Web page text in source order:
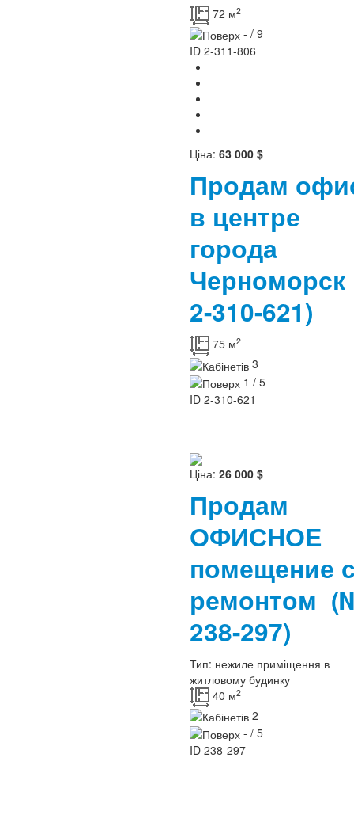
72 м2
- / 9
ID 2-311-806
Ціна: 63 000 $
Продам
в центре
города
2-310-621)
75 м2
3
1 / 5
ID 2-310-621
Ціна: 26 000 $
Продам
ОФИСНОЕ
помещение
ремонтом
238-297)
Тип: нежиле приміщення в
житловому будинку
40 м2
2
- / 5
ID 238-297